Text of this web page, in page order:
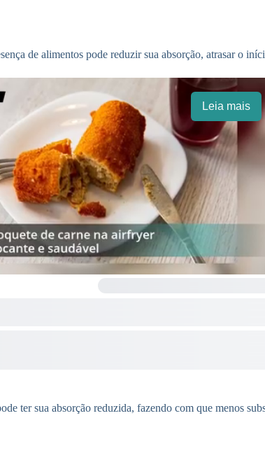
de alimentos pode reduzir sua absorção, atrasar o
Leia mais
ter sua absorção reduzida, fazendo com que menos